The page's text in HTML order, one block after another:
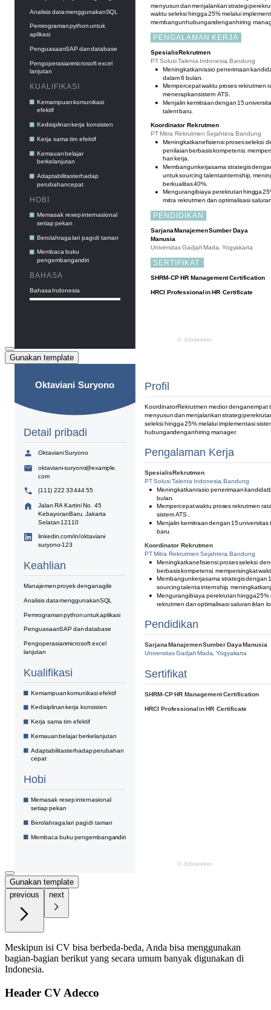
Gunakan template
Gunakan template
previous
next
Meskipun isi CV bisa berbeda-beda, Anda bisa menggunakan
bagian-bagian berikut yang secara umum banyak digunakan di
Indonesia.
Header CV Adecco